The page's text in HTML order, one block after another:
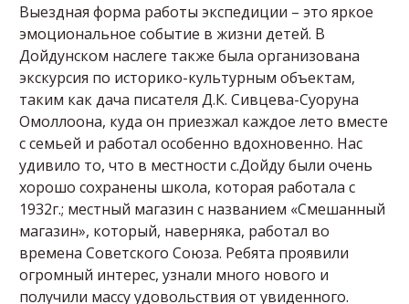
Выездная форма работы экспедиции – это яркое
эмоциональное событие в жизни детей. В
Дойдунском наслеге также была организована
экскурсия по историко-культурным объектам,
таким как дача писателя Д.К. Сивцева-Суоруна
Омоллоона, куда он приезжал каждое лето вместе
с семьей и работал особенно вдохновенно. Нас
удивило то, что в местности с.Дойду были очень
хорошо сохранены школа, которая работала с
1932г.; местный магазин с названием «Смешанный
магазин», который, наверняка, работал во
времена Советского Союза. Ребята проявили
огромный интерес, узнали много нового и
получили массу удовольствия от увиденного.